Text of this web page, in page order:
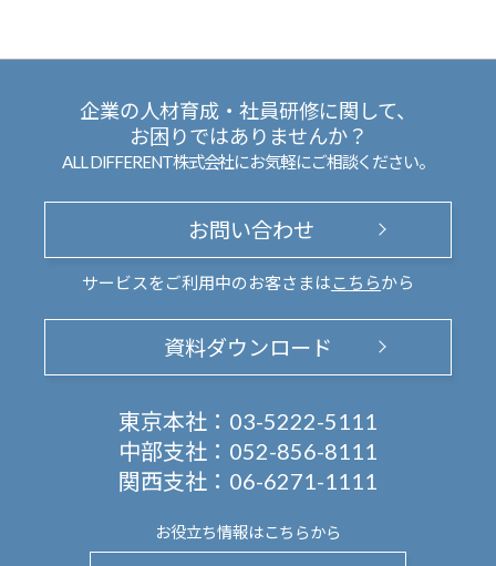
企業の人材育成・社員研修に関して、
お困りではありませんか？
ALL DIFFERENT株式会社にお気軽にご相談ください。
お問い合わせ
サービスをご利用中のお客さまは こちらから
資料ダウンロード
東京本社： 03-5222-5111
中部支社： 052-856-8111
関西支社： 06-6271-1111
お役立ち情報はこちらから